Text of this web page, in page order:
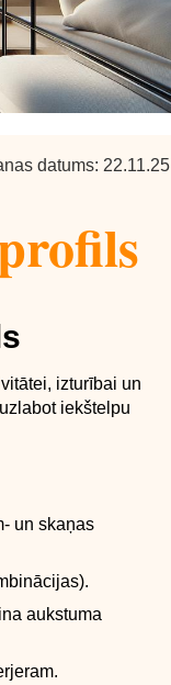
datums: 22.11.25
izturībai un
iekštelpu
un skaņas
aukstuma